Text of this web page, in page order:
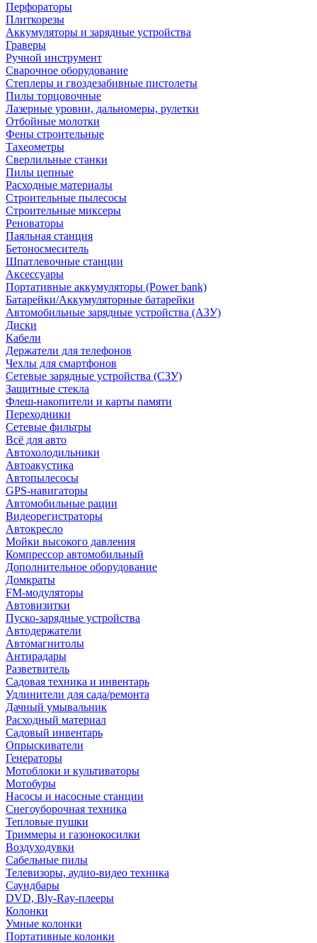
Перфораторы
Плиткорезы
Аккумуляторы и зарядные устройства
Граверы
Ручной инструмент
Сварочное оборудование
Степлеры и гвоздезабивные пистолеты
Пилы торцовочные
Лазерные уровни, дальномеры, рулетки
Отбойные молотки
Фены строительные
Тахеометры
Сверлильные станки
Пилы цепные
Расходные материалы
Строительные пылесосы
Строительные миксеры
Реноваторы
Паяльная станция
Бетоносмеситель
Шпатлевочные станции
Аксессуары
Портативные аккумуляторы (Power bank)
Батарейки/Аккумуляторные батарейки
Автомобильные зарядные устройства (АЗУ)
Диски
Кабели
Держатели для телефонов
Чехлы для смартфонов
Сетевые зарядные устройства (СЗУ)
Защитные стекла
Флеш-накопители и карты памяти
Переходники
Сетевые фильтры
Всё для авто
Автохолодильники
Автоакустика
Автопылесосы
GPS-навигаторы
Автомобильные рации
Видеорегистраторы
Автокресло
Мойки высокого давления
Компрессор автомобильный
Дополнительное оборудование
Домкраты
FM-модуляторы
Автовизитки
Пуско-зарядные устройства
Автодержатели
Автомагнитолы
Антирадары
Разветвитель
Садовая техника и инвентарь
Удлинители для сада/ремонта
Дачный умывальник
Расходный материал
Садовый инвентарь
Опрыскиватели
Генераторы
Мотоблоки и культиваторы
Мотобуры
Насосы и насосные станции
Снегоуборочная техника
Тепловые пушки
Триммеры и газонокосилки
Воздуходувки
Сабельные пилы
Телевизоры, аудио-видео техника
Саундбары
DVD, Bly-Ray-плееры
Колонки
Умные колонки
Портативные колонки